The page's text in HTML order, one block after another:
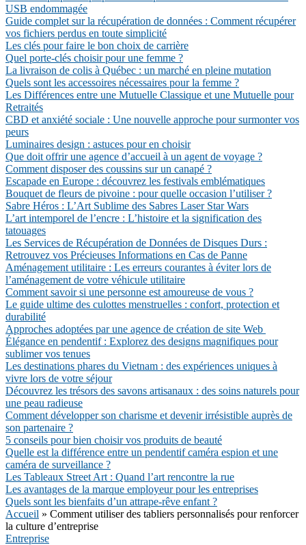
USB endommagée
Guide complet sur la récupération de données : Comment récupérer
vos fichiers perdus en toute simplicité
Les clés pour faire le bon choix de carrière
Quel porte-clés choisir pour une femme ?
La livraison de colis à Québec : un marché en pleine mutation
Quels sont les accessoires nécessaires pour la femme ?
Les Différences entre une Mutuelle Classique et une Mutuelle pour
Retraités
CBD et anxiété sociale : Une nouvelle approche pour surmonter vos
peurs
Luminaires design : astuces pour en choisir
Que doit offrir une agence d’accueil à un agent de voyage ?
Comment disposer des coussins sur un canapé ?
Escapade en Europe : découvrez les festivals emblématiques
Bouquet de fleurs de pivoine : pour quelle occasion l’utiliser ?
Sabre Héros : L’Art Sublime des Sabres Laser Star Wars
L’art intemporel de l’encre : L’histoire et la signification des
tatouages
Les Services de Récupération de Données de Disques Durs :
Retrouvez vos Précieuses Informations en Cas de Panne
Aménagement utilitaire : Les erreurs courantes à éviter lors de
l’aménagement de votre véhicule utilitaire
Comment savoir si une personne est amoureuse de vous ?
Le guide ultime des culottes menstruelles : confort, protection et
durabilité
Approches adoptées par une agence de création de site Web
Élégance en pendentif : Explorez des designs magnifiques pour
sublimer vos tenues
Les destinations phares du Vietnam : des expériences uniques à
vivre lors de votre séjour
Découvrez les trésors des savons artisanaux : des soins naturels pour
une peau radieuse
Comment développer son charisme et devenir irrésistible auprès de
son partenaire ?
5 conseils pour bien choisir vos produits de beauté
Quelle est la différence entre un pendentif caméra espion et une
caméra de surveillance ?
Les Tableaux Street Art : Quand l’art rencontre la rue
Les avantages de la marque employeur pour les entreprises
Quels sont les bienfaits d’un attrape-rêve enfant ?
Accueil » Comment utiliser des tabliers personnalisés pour renforcer
la culture d’entreprise
Entreprise